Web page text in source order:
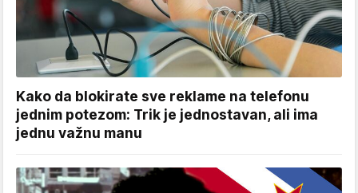
Kako da blokirate sve reklame na telefonu
jednim potezom: Trik je jednostavan, ali ima
jednu važnu manu